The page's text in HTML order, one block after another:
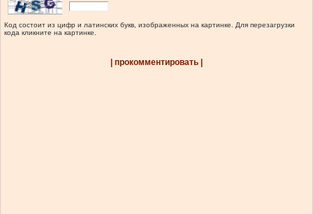
Код состоит из цифр и латинских букв, изображенных на картинке. Для перезагрузки
кода кликните на картинке.
| прокомментировать |